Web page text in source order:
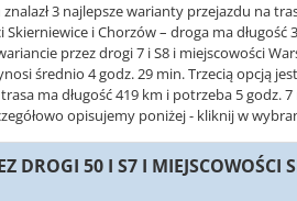
znalazł 3 najlepsze warianty przejazdu na
Skierniewice i Chorzów – droga ma
przez drogi 7 i S8 i miejscowości
średnio 4 godz. 29 min. Trzecią opcją
ma długość 419 km i potrzeba 5
opisujemy poniżej - kliknij w
DROGI 50 I S7 I MIEJSCOWOŚCI